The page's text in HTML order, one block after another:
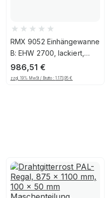
RMX 9052 Einhängewanne
B: EHW 2700, lackiert,
Feuerrot
986,51 €
zzgl. 19% MwSt / Brutto :1.173,95€